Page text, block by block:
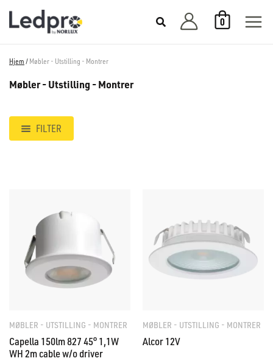
rett
0
Hjem / Møbler - Utstilling - Montrer
Møbler - Utstilling - Montrer
FILTER
MØBLER - UTSTILLING - MONTRER
Capella 150lm 827 45° 1,1W
WH 2m cable w/o driver
MØBLER - UTSTILLING - MONTRER
Alcor 12V